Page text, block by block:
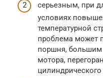
серьезным, при
условиях
температурной
проблема может
поршня,
мотора,
цилиндрического